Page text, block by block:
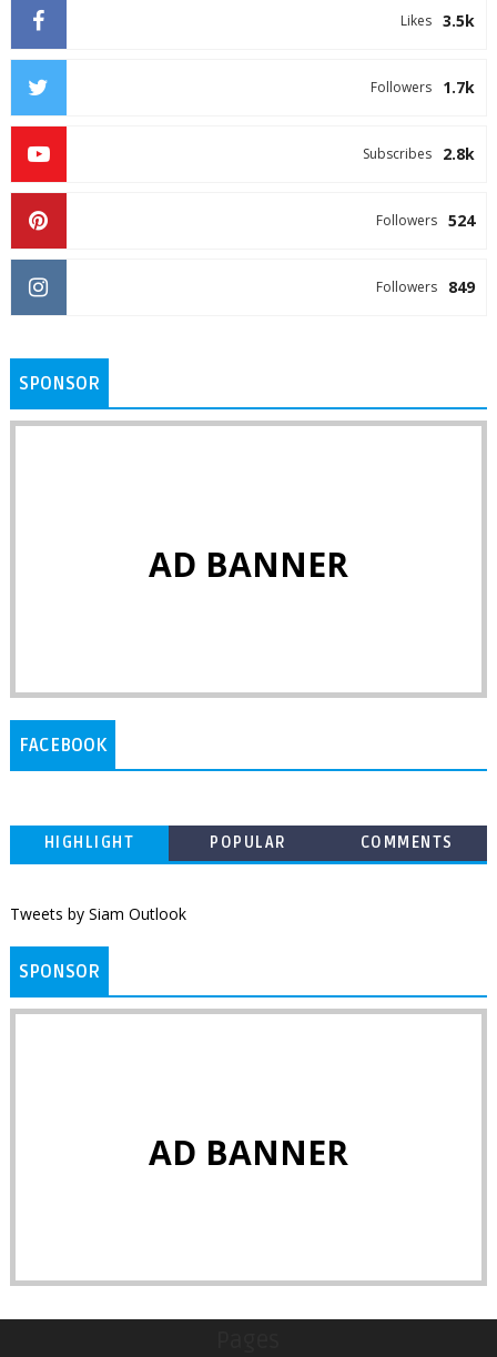
3.5k
Likes
1.7k
Followers
2.8k
Subscribes
524
Followers
849
Followers
SPONSOR
AD BANNER
FACEBOOK
HIGHLIGHT POPULAR COMMENTS
Tweets by Siam Outlook
SPONSOR
AD BANNER